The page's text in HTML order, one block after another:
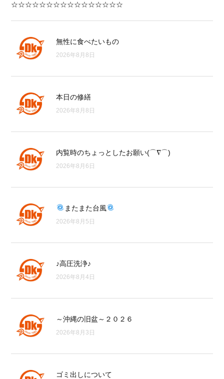
☆☆☆☆☆☆☆☆☆☆☆☆☆☆☆☆
無性に食べたいもの
2026年8月8日
本日の修繕
2026年8月8日
内覧時のちょっとしたお願い(⌒∇⌒)
2026年8月6日
またまた台風
2026年8月5日
♪高圧洗浄♪
2026年8月4日
～沖縄の旧盆～２０２６
2026年8月3日
ゴミ出しについて